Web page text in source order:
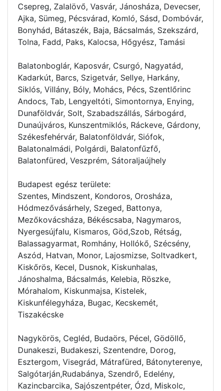
Csepreg, Zalalövő, Vasvár, Jánosháza, Devecser,
Ajka, Sümeg, Pécsvárad, Komló, Sásd, Dombóvár,
Bonyhád, Bátaszék, Baja, Bácsalmás, Szekszárd,
Tolna, Fadd, Paks, Kalocsa, Hőgyész, Tamási
Balatonboglár, Kaposvár, Csurgó, Nagyatád,
Kadarkút, Barcs, Szigetvár, Sellye, Harkány,
Siklós, Villány, Bóly, Mohács, Pécs, Szentlőrinc
Andocs, Tab, Lengyeltóti, Simontornya, Enying,
Dunaföldvár, Solt, Szabadszállás, Sárbogárd,
Dunaújváros, Kunszentmiklós, Ráckeve, Gárdony,
Székesfehérvár, Balatonföldvár, Siófok,
Balatonalmádi, Polgárdi, Balatonfűzfő,
Balatonfüred, Veszprém, Sátoraljaújhely
Budapest egész területe:
Szentes, Mindszent, Kondoros, Orosháza,
Hódmezővásárhely, Szeged, Battonya,
Mezőkovácsháza, Békéscsaba, Nagymaros,
Nyergesújfalu, Kismaros, Göd,Szob, Rétság,
Balassagyarmat, Romhány, Hollókő, Szécsény,
Aszód, Hatvan, Monor, Lajosmizse, Soltvadkert,
Kiskőrös, Kecel, Dusnok, Kiskunhalas,
Jánoshalma, Bácsalmás, Kelebia, Röszke,
Mórahalom, Kiskunmajsa, Kistelek,
Kiskunfélegyháza, Bugac, Kecskemét,
Tiszakécske
Nagykörös, Cegléd, Budaörs, Pécel, Gödöllő,
Dunakeszi, Budakeszi, Szentendre, Dorog,
Esztergom, Visegrád, Mátrafüred, Bátonyterenye,
Salgótarján,Rudabánya, Szendrő, Edelény,
Kazincbarcika, Sajószentpéter, Ózd, Miskolc,